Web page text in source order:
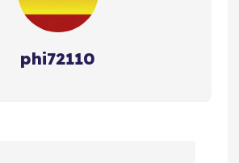
phi72110